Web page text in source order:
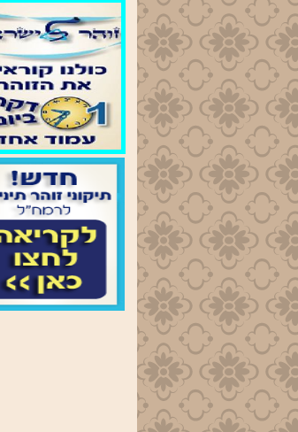
זמני
התפילות
בימות
החול
שחרית-נץ החמה
מנחה- 19:00
ערבית - 20:00